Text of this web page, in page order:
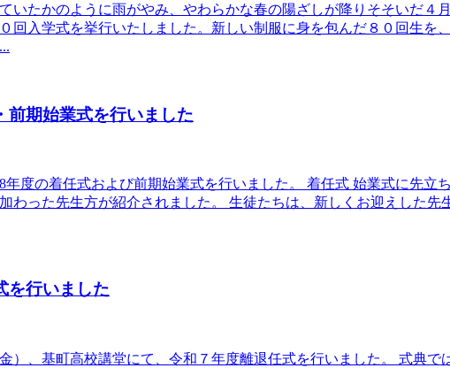
いたかのように雨がやみ、やわらかな春の陽ざしが降りそそいだ４
回入学式を挙行いたしました。新しい制服に身を包んだ８０回生を
前期始業式を行いました
年度の着任式および前期始業式を行いました。 着任式 始業式に先立
わった先生方が紹介されました。 生徒たちは、新しくお迎えした先
を行いました
）、基町高校講堂にて、令和７年度離退任式を行いました。 式典で